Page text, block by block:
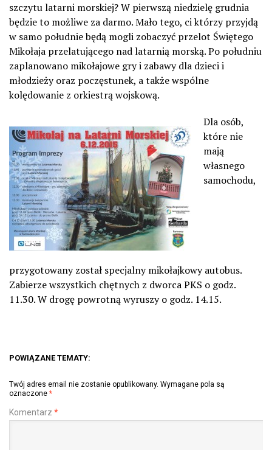
szczytu latarni morskiej? W pierwszą niedzielę grudnia
będzie to możliwe za darmo. Mało tego, ci którzy przyjdą
w samo południe będą mogli zobaczyć przelot Świętego
Mikołaja przelatującego nad latarnią morską. Po południu
zaplanowano mikołajowe gry i zabawy dla dzieci i
młodzieży oraz poczęstunek, a także wspólne
kolędowanie z orkiestrą wojskową.
Dla osób,
które nie
mają
własnego
samochodu,
przygotowany został specjalny mikołajkowy autobus.
Zabierze wszystkich chętnych z dworca PKS o godz.
11.30. W drogę powrotną wyruszy o godz. 14.15.
POWIĄZANE TEMATY:
Twój adres email nie zostanie opublikowany. Wymagane pola są
oznaczone *
Komentarz *